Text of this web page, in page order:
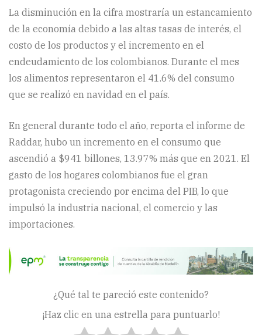
La disminución en la cifra mostraría un estancamiento
de la economía debido a las altas tasas de interés, el
costo de los productos y el incremento en el
endeudamiento de los colombianos. Durante el mes
los alimentos representaron el 41.6% del consumo
que se realizó en navidad en el país.
En general durante todo el año, reporta el informe de
Raddar, hubo un incremento en el consumo que
ascendió a $941 billones, 13.97% más que en 2021. El
gasto de los hogares colombianos fue el gran
protagonista creciendo por encima del PIB, lo que
impulsó la industria nacional, el comercio y las
importaciones.
¿Qué tal te pareció este contenido?
¡Haz clic en una estrella para puntuarlo!